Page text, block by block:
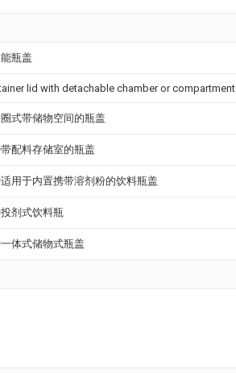
瓶盖
lid with detachable chamber or compartment
式带储物空间的瓶盖
配料存储室的瓶盖
用于内置携带溶剂粉的饮料瓶盖
剂式饮料瓶
体式储物式瓶盖